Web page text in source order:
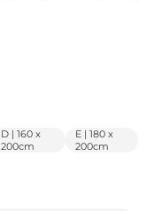
D | 160 x
200cm
E | 180 x
200cm